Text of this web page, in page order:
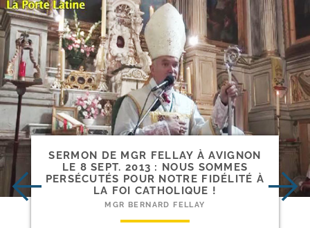
SERMON DE MGR FELLAY À AVIGNON
LE 8 SEPT. 2013 : NOUS SOMMES
PERSÉCUTÉS POUR NOTRE FIDÉLITÉ À
LA FOI CATHOLIQUE !
MGR BERNARD FELLAY